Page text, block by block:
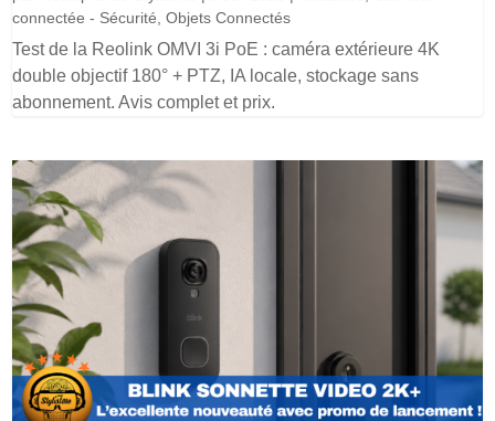
connectée - Sécurité,Objets Connectés
Test de la Reolink OMVI 3i PoE : caméra extérieure 4K
double objectif 180° + PTZ, IA locale, stockage sans
abonnement. Avis complet et prix.